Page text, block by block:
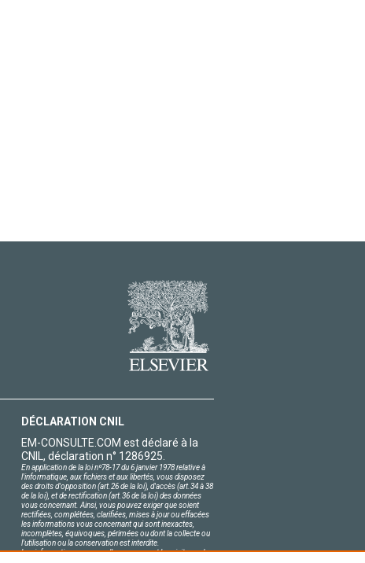
DÉCLARATION CNIL
EM-CONSULTE.COM est déclaré à la
CNIL, déclaration n° 1286925.
En application de la loi nº78-17 du 6 janvier 1978 relative à
l'informatique, aux fichiers et aux libertés, vous disposez
des droits d'opposition (art.26 de la loi), d'accès (art.34 à 38
de la loi), et de rectification (art.36 de la loi) des données
vous concernant. Ainsi, vous pouvez exiger que soient
rectifiées, complétées, clarifiées, mises à jour ou effacées
les informations vous concernant qui sont inexactes,
incomplètes, équivoques, périmées ou dont la collecte ou
l'utilisation ou la conservation est interdite.
Les informations personnelles concernant les visiteurs de